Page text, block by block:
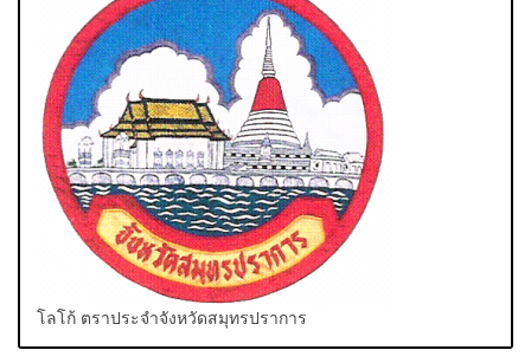
โลโก้ ตราประจำจังหวัดสมุทรปราการ